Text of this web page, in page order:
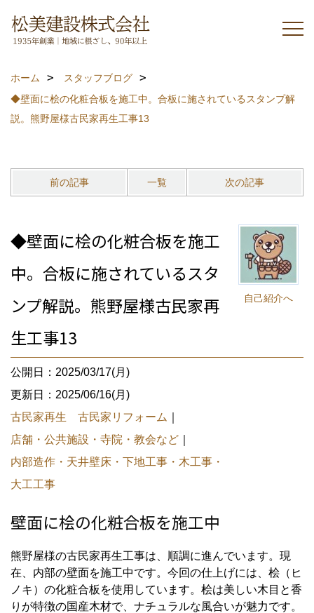
ホーム
スタッフブログ
◆壁面に桧の化粧合板を施工中。合板に施されているスタンプ解
説。熊野屋様古民家再生工事13
前の記事 一覧 次の記事
自己紹介へ
◆壁面に桧の化粧合板を施工
中。合板に施されているスタ
ンプ解説。熊野屋様古民家再
生工事13
公開日：2025/03/17(月)
更新日：2025/06/16(月)
古民家再生 古民家リフォーム
店舗・公共施設・寺院・教会など
内部造作・天井壁床・下地工事・木工事・
大工工事
壁面に桧の化粧合板を施工中
熊野屋様の古民家再生工事は、順調に進んでいます。現
在、内部の壁面を施工中です。今回の仕上げには、桧（ヒ
ノキ）の化粧合板を使用しています。桧は美しい木目と香
りが特徴の国産木材で、ナチュラルな風合いが魅力です。